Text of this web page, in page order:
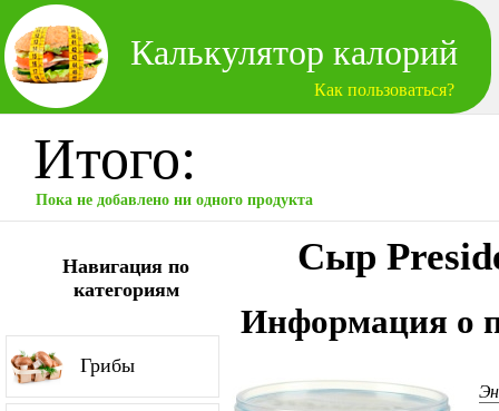
Калькулятор калорий
Как пользоваться?
Итого:
Пока не добавлено ни одного продукта
Навигация по
категориям
Грибы
Сыр
Информация о